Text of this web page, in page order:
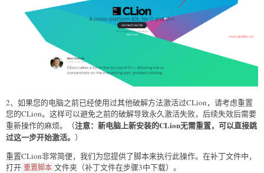
2、如果您的电脑之前已经使用过其他破解方法激活过CLion，请考虑重置
您的CLion。这样可以避免之前的破解导致永久激活失败，后续失效后需要
重新操作的麻烦。（注意：新电脑上新安装的CLion无需重置，可以直接跳
过这一步开始激活。 ）
重置CLion非常简便，我们为您提供了脚本来执行此操作。在补丁文件中，
打开 重置脚本 文件夹（补丁文件在步骤3中下载）。